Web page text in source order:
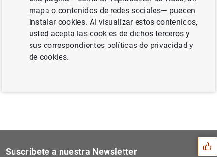
Siguiente
El jurado del concurso esco...
Sugerencias
Suscríbete a nuestra Newsletter
mapa o contenidos de redes sociales— pueden
instalar cookies. Al visualizar estos contenidos,
usted acepta las cookies de dichos terceros y
sus correspondientes políticas de privacidad y
de cookies.